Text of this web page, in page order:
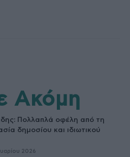
Ακόμη
Πολλαπλά οφέλη από τη
δημοσίου και ιδιωτικού
2026